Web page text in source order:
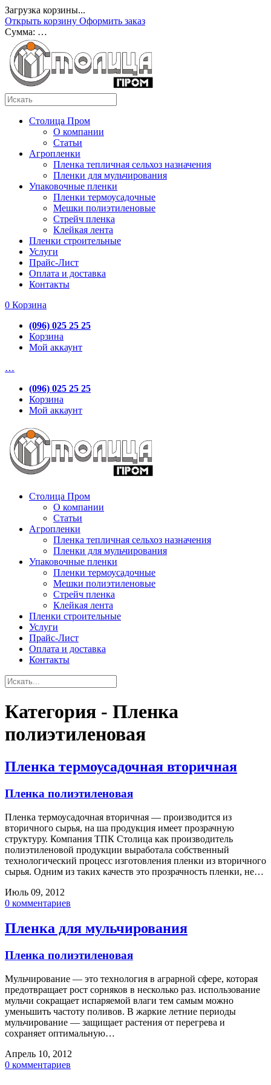
Загрузка корзины...
Открыть корзину Оформить заказ
Сумма: …
Столица Пром
О компании
Статьи
Агропленки
Пленка тепличная сельхоз назначения
Пленки для мульчирования
Упаковочные пленки
Пленки термоусадочные
Мешки полиэтиленовые
Стрейч пленка
Клейкая лента
Пленки строительные
Услуги
Прайс-Лист
Оплата и доставка
Контакты
0 Корзина
(096) 025 25 25
Корзина
Мой аккаунт
…
(096) 025 25 25
Корзина
Мой аккаунт
Столица Пром
О компании
Статьи
Агропленки
Пленка тепличная сельхоз назначения
Пленки для мульчирования
Упаковочные пленки
Пленки термоусадочные
Мешки полиэтиленовые
Стрейч пленка
Клейкая лента
Пленки строительные
Услуги
Прайс-Лист
Оплата и доставка
Контакты
Категория - Пленка
полиэтиленовая
Пленка термоусадочная вторичная
Пленка полиэтиленовая
Пленка термоусадочная вторичная — производится из
вторичного сырья, на ша продукция имеет прозрачную
структуру. Компания ТПК Столица как производитель
полиэтиленовой продукции выработала собственный
технологический процесс изготовления пленки из вторичного
сырья. Одним из таких качеств это прозрачность пленки, не…
Июль 09, 2012
0 комментариев
Пленка для мульчирования
Пленка полиэтиленовая
Мульчирование — это технология в аграрной сфере, которая
предотвращает рост сорняков в несколько раз. использование
мульчи сокращает испаряемой влаги тем самым можно
уменьшить частоту поливов. В жаркие летние периоды
мульчирование — защищает растения от перегрева и
сохраняет оптимальную…
Апрель 10, 2012
0 комментариев